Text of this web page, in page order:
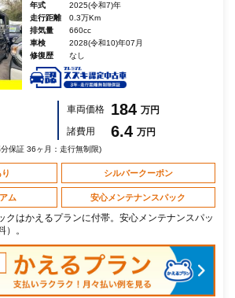
年式
2025(令和7)年
走行距離
0.3万Km
排気量
660cc
車検
2028(令和10)年07月
修復歴
なし
車両価格 184 万円
諸費用
6.4 万円
保証 36ヶ月：走行無制限)
シルバークーポン
ム 安心メンテナンスパック
はかえるプランに付帯。安心メンテナンスパッ
。